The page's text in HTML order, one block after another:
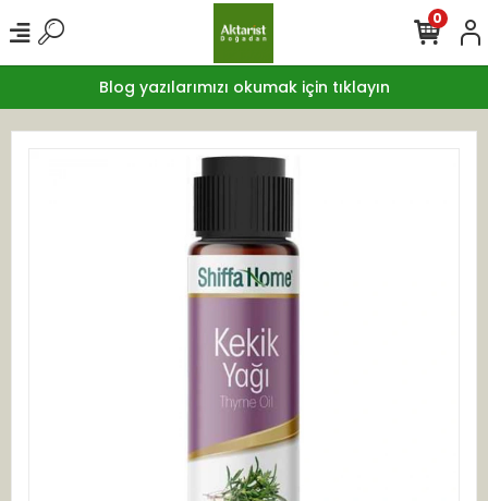
Blog yazılarımızı okumak için tıklayın
0